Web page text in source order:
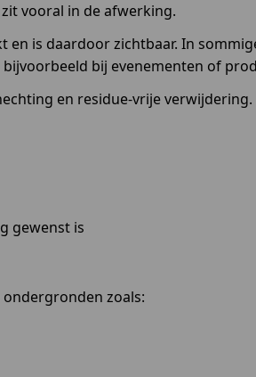
vooral in de afwerking.
is daardoor zichtbaar. In
bij evenementen of
en residue-vrije verwijdering.
gewenst is
zoals: